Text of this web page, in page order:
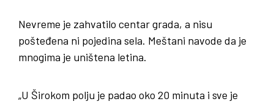
Nevreme je zahvatilo centar grada, a nisu
pošteđena ni pojedina sela. Meštani navode da je
mnogima je uništena letina.
„U Širokom polju je padao oko 20 minuta i sve je